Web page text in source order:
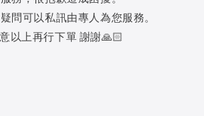
問可以私訊由專人為您服務。
以上再行下單 謝謝🙏🏻